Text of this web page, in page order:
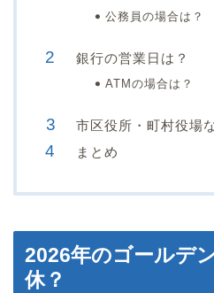
公務員の場合は？
銀行の営業日は？
ATMの場合は？
市区役所・町村役場
まとめ
2026年のゴールデ
休？